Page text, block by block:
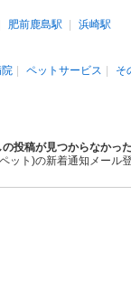
肥前鹿島駅 浜崎駅
ペットサービス そ
投稿が見つからなかっ
ット)の新着通知メール